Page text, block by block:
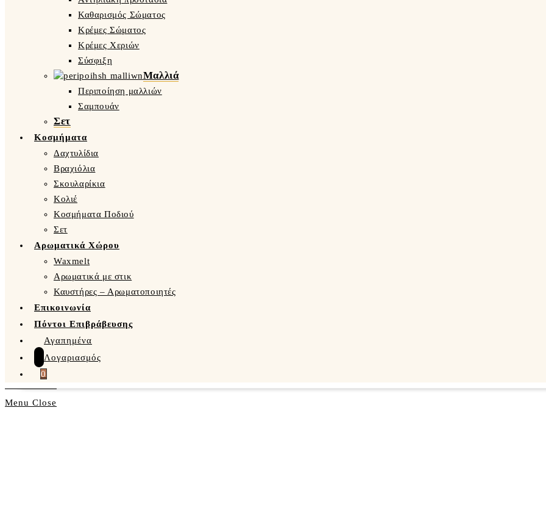
Καθαρισμός Σώματος
Κρέμες Σώματος
Κρέμες Χεριών
Σύσφιξη
Μαλλιά
Περιποίηση μαλλιών
Σαμπουάν
Σετ
Κοσμήματα
Δαχτυλίδια
Βραχιόλια
Σκουλαρίκια
Κολιέ
Κοσμήματα Ποδιού
Σετ
Αρωματικά Χώρου
Waxmelt
Αρωματικά με στικ
Καυστήρες – Αρωματοποιητές
Επικοινωνία
Πόντοι Επιβράβευσης
Αγαπημένα
Λογαριασμός
0
Menu Close